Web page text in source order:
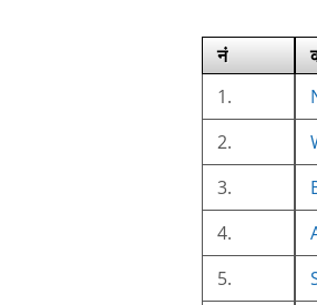
नं
1.
2.
3.
4.
5.